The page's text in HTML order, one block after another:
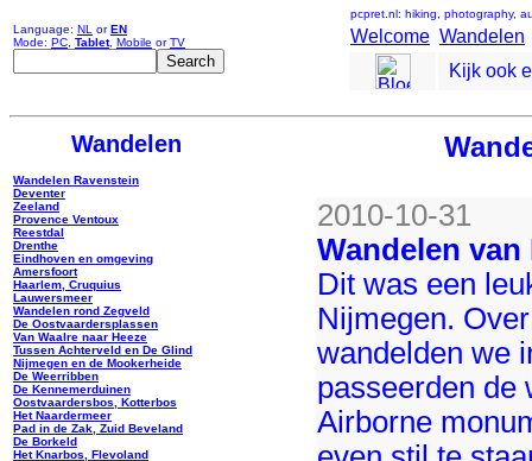
Language: NL orEN
Mode: PC Tablet, Mobile orTV
pcpret.nl: hiking, photography,
Welcome Wandelen
Kijk ook
Wandelen
Wandelen Ravenstein
Deventer
Zeeland
Provence Ventoux
Reestdal
Drenthe
Eindhoven en omgeving
Amersfoort
Haarlem, Cruquius
Lauwersmeer
Wandelen rond Zegveld
De Oostvaardersplassen
Van Waalre naar Heeze
Tussen Achterveld en De Glind
Nijmegen en de Mookerheide
De Weerribben
De Kennemerduinen
Oostvaardersbos, Kotterbos
Het Naardermeer
Pad in de Zak, Zuid Beveland
De Borkeld
Het Knarbos, Flevoland
2010-10-31
Wandelen
Dit was een
Nijmegen.
wandelden we
passeerden de
Airborne